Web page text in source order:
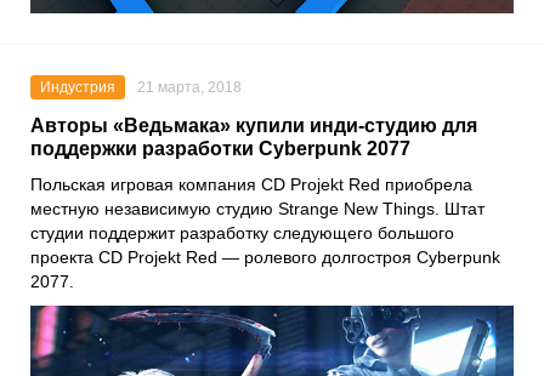
Индустрия 21 марта, 2018
Авторы «Ведьмака» купили инди-студию для
поддержки разработки Cyberpunk 2077
Польская игровая компания CD Projekt Red приобрела
местную независимую студию Strange New Things. Штат
студии поддержит разработку следующего большого
проекта CD Projekt Red — ролевого долгостроя Cyberpunk
2077.